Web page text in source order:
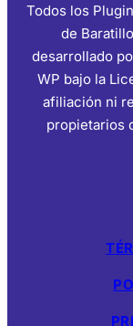
Todos los
de
desarrollado
WP bajo la
afiliación ni
propietarios